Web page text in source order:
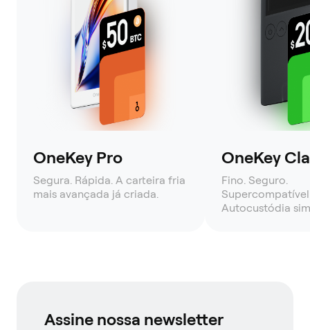
OneKey Pro
Segura. Rápida. A carteira fria
mais avançada já criada.
OneKey
Fino. Seguro.
Autocustódia
Assine nossa newsletter